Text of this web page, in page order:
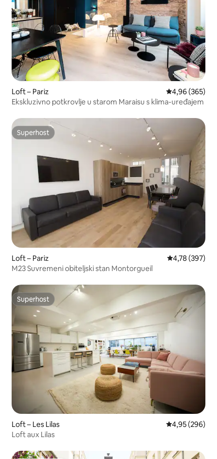
Loft – Pariz Prosječna
4,96 (365)
Ekskluzivno potkrovlje u starom Maraisu s klima-uređajem
Superhost
Superhost
Loft – Pariz Prosječna
4,78 (397)
M23 Suvremeni obiteljski stan Montorgueil
Superhost
Superhost
Loft – Les Lilas Prosječna
4,95 (296)
Loft aux Lilas